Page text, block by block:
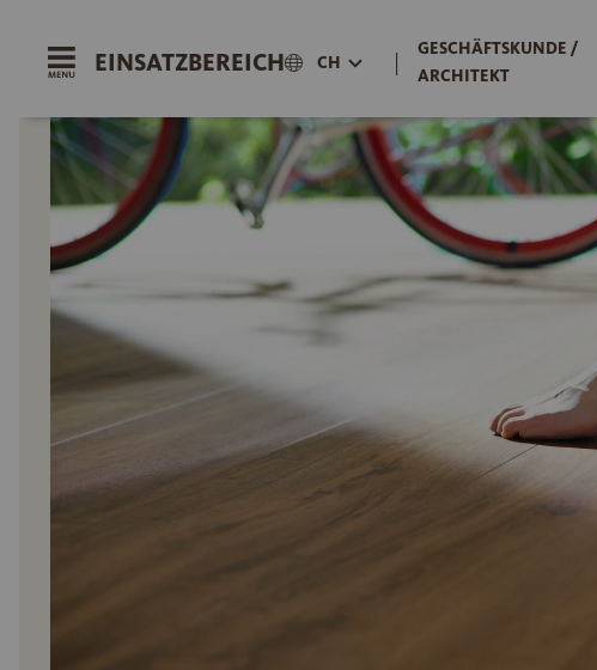
EINSATZBEREICH CH |
GESCHÄFTSKUNDE /
ARCHITEKT